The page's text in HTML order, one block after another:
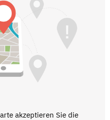
akzeptieren Sie die